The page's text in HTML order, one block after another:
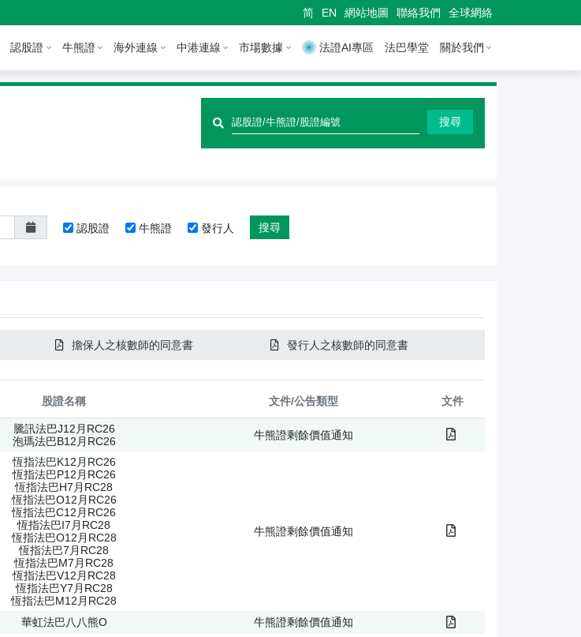
简 EN 網站地圖 聯絡我們 全球網絡
認股證 牛熊證 海外連線 中港連線 市場數據 法證AI專區 法巴學堂 關於我們
快
速
認
證
搜尋
認股證
牛熊證 發行人 搜尋
擔保人之核數師的同意書 發行人之核數師的同意書
股證名稱 文件/公告類型 文件
騰訊法巴J12月RC26
泡瑪法巴B12月RC26
牛熊證剩餘價值通知
恆指法巴K12月RC26
恆指法巴P12月RC26
恆指法巴H7月RC28
恆指法巴O12月RC26
恆指法巴C12月RC26
恆指法巴I7月RC28
恆指法巴O12月RC28
恆指法巴7月RC28
恆指法巴M7月RC28
恆指法巴V12月RC28
恆指法巴Y7月RC28
恆指法巴M12月RC28
牛熊證剩餘價值通知
華虹法巴八八熊O 牛熊證剩餘價值通知